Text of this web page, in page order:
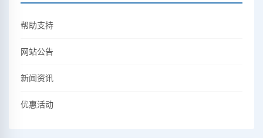
帮助支持
网站公告
新闻资讯
优惠活动